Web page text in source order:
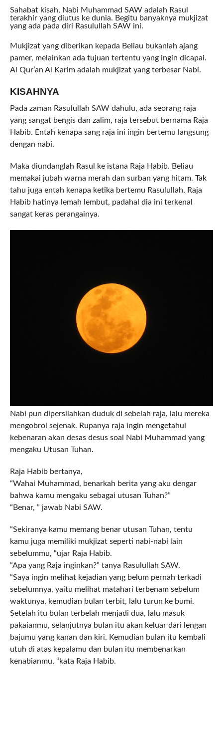
Sahabat kisah, Nabi Muhammad SAW adalah Rasul
terakhir yang diutus ke dunia. Begitu banyaknya mukjizat
yang ada pada diri Rasulullah SAW ini.
Mukjizat yang diberikan kepada Beliau bukanlah ajang
pamer, melainkan ada tujuan tertentu yang ingin dicapai.
Al Qur’an Al Karim adalah mukjizat yang terbesar Nabi.
KISAHNYA
Pada zaman Rasulullah SAW dahulu, ada seorang raja
yang sangat bengis dan zalim, raja tersebut bernama Raja
Habib. Entah kenapa sang raja ini ingin bertemu langsung
dengan nabi.
Maka diundanglah Rasul ke istana Raja Habib. Beliau
memakai jubah warna merah dan surban yang hitam. Tak
tahu juga entah kenapa ketika bertemu Rasulullah, Raja
Habib hatinya lemah lembut, padahal dia ini terkenal
sangat keras perangainya.
Nabi pun dipersilahkan duduk di sebelah raja, lalu mereka
mengobrol sejenak. Rupanya raja ingin mengetahui
kebenaran akan desas desus soal Nabi Muhammad yang
mengaku Utusan Tuhan.
Raja Habib bertanya,
“Wahai Muhammad, benarkah berita yang aku dengar
bahwa kamu mengaku sebagai utusan Tuhan?”
“Benar, ” jawab Nabi SAW.
“Sekiranya kamu memang benar utusan Tuhan, tentu
kamu juga memiliki mukjizat seperti nabi-nabi lain
sebelummu, “ujar Raja Habib.
“Apa yang Raja inginkan?” tanya Rasulullah SAW.
“Saya ingin melihat kejadian yang belum pernah terkadi
sebelumnya, yaitu melihat matahari terbenam sebelum
waktunya, kemudian bulan terbit, lalu turun ke bumi.
Setelah itu bulan terbelah menjadi dua, lalu masuk
pakaianmu, selanjutnya bulan itu akan keluar dari lengan
bajumu yang kanan dan kiri. Kemudian bulan itu kembali
utuh di atas kepalamu dan bulan itu membenarkan
kenabianmu, “kata Raja Habib.